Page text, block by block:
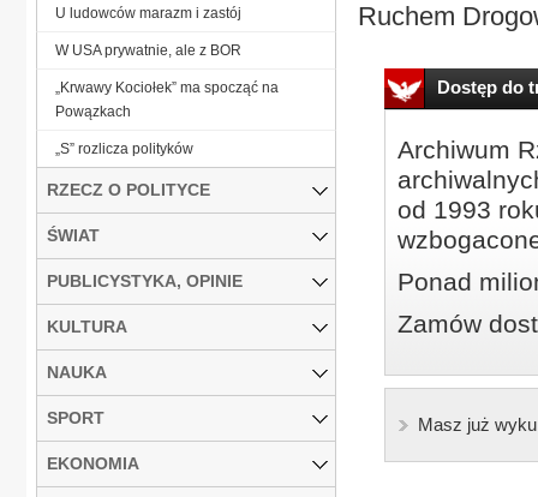
Ruchem
Dostęp do
Archiwum
od 1993
Ponad
Zamów
Masz już
U ludowców marazm i zastój
W USA prywatnie, ale z BOR
„Krwawy Kociołek” ma spocząć na
Powązkach
„S” rozlicza polityków
RZECZ O POLITYCE
ŚWIAT
PUBLICYSTYKA, OPINIE
KULTURA
NAUKA
SPORT
EKONOMIA